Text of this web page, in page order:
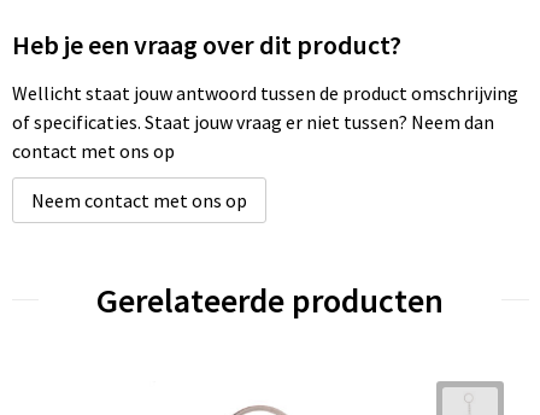
Heb je een vraag over dit product?
Wellicht staat jouw antwoord tussen de product omschrijving
of specificaties. Staat jouw vraag er niet tussen? Neem dan
contact met ons op
Neem contact met ons op
Gerelateerde producten